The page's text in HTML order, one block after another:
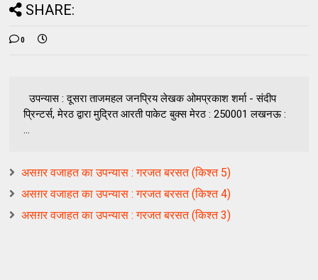
SHARE:
0
उपन्यास : दूसरा ताजमहल जनप्रिय लेखक ओमप्रकाश शर्मा - संदीप
प्रिन्टर्स, मेरठ द्वारा मुद्रित आरती पाकेट बुक्स मेरठ : 250001 लखनऊ :
...
असग़र वजाहत का उपन्यास : गरजत बरसत (किश्त 5)
असग़र वजाहत का उपन्यास : गरजत बरसत (किश्त 4)
असग़र वजाहत का उपन्यास : गरजत बरसत (किश्त 3)